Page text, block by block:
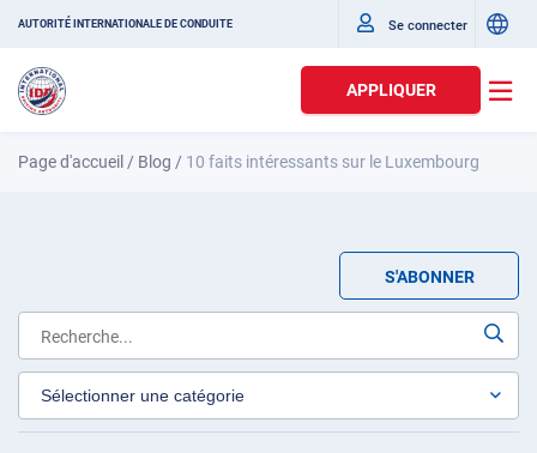
AUTORITÉ INTERNATIONALE DE CONDUITE Se connecter
APPLIQUER
Page d'accueil / Blog / 10 faits intéressants sur le Luxembourg
S'ABONNER